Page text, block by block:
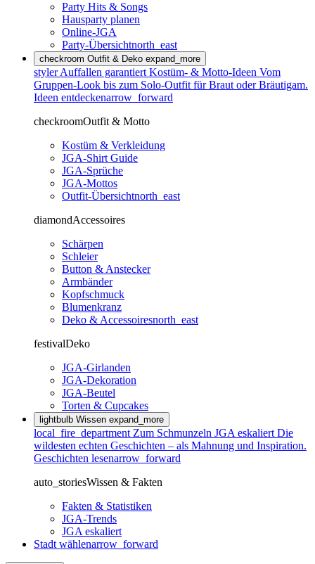
Party Hits & Songs
Hausparty planen
Online-JGA
Party-Übersichtnorth_east
checkroom Outfit & Deko expand_more
styler Auffallen garantiert Kostüm- & Motto-Ideen Vom
Gruppen-Look bis zum Solo-Outfit für Braut oder Bräutigam.
Ideen entdeckenarrow_forward
checkroomOutfit & Motto
Kostüm & Verkleidung
JGA-Shirt Guide
JGA-Sprüche
JGA-Mottos
Outfit-Übersichtnorth_east
diamondAccessoires
Schärpen
Schleier
Button & Anstecker
Armbänder
Kopfschmuck
Blumenkranz
Deko & Accessoiresnorth_east
festivalDeko
JGA-Girlanden
JGA-Dekoration
JGA-Beutel
Torten & Cupcakes
lightbulb Wissen expand_more
local_fire_department Zum Schmunzeln JGA eskaliert Die
wildesten echten Geschichten – als Mahnung und Inspiration.
Geschichten lesenarrow_forward
auto_storiesWissen & Fakten
Fakten & Statistiken
JGA-Trends
JGA eskaliert
Stadt wählenarrow_forward